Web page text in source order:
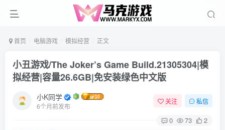
首页 电脑游戏 模拟经营 正文
小丑游戏/The Joker’s Game Build.21305304|模
拟经营|容量26.6GB|免安装绿色中文版
小K同学
6个月前发布
关注 私信
0 73 2